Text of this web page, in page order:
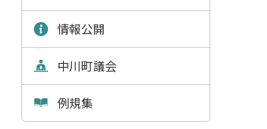
情報公開
中川町議会
例規集